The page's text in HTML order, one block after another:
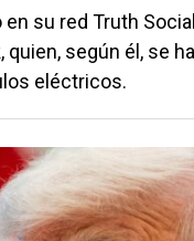
su red Truth
según él, se
eléctricos.